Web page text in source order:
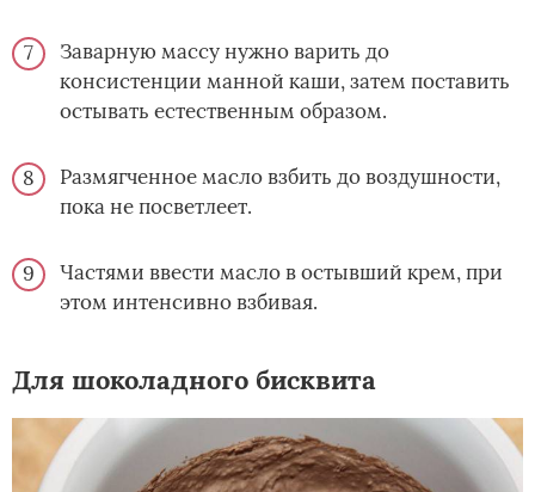
Заварную массу нужно варить до
консистенции манной каши, затем поставить
остывать естественным образом.
Размягченное масло взбить до воздушности,
пока не посветлеет.
Частями ввести масло в остывший крем, при
этом интенсивно взбивая.
Для шоколадного бисквита